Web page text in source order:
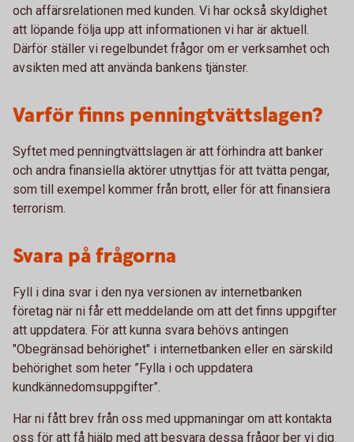
och affärsrelationen med kunden. Vi har också skyldighet
att löpande följa upp att informationen vi har är aktuell.
Därför ställer vi regelbundet frågor om er verksamhet och
avsikten med att använda bankens tjänster.
Varför finns penningtvättslagen?
Syftet med penningtvättslagen är att förhindra att banker
och andra finansiella aktörer utnyttjas för att tvätta pengar,
som till exempel kommer från brott, eller för att finansiera
terrorism.
Svara på frågorna
Fyll i dina svar i den nya versionen av internetbanken
företag när ni får ett meddelande om att det finns uppgifter
att uppdatera. För att kunna svara behövs antingen
"Obegränsad behörighet" i internetbanken eller en särskild
behörighet som heter ”Fylla i och uppdatera
kundkännedomsuppgifter”.
Har ni fått brev från oss med uppmaningar om att kontakta
oss för att få hjälp med att besvara dessa frågor ber vi dig